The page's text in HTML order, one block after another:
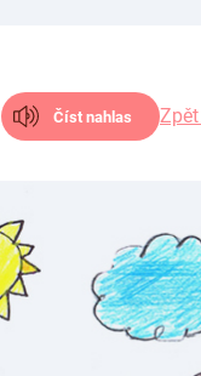
Číst nahlas